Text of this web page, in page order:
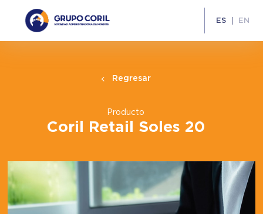
ES EN
Regresar
Producto
Coril Retail Soles 20